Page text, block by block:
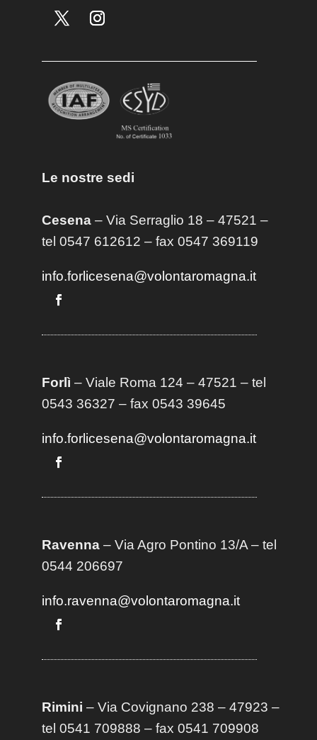
Le nostre sedi
Cesena– Via Serraglio 18 – 47521 –
tel 0547 612612 – fax 0547 369119
info.forlicesena@volontaromagna.it
Forlì – Viale Roma 124 – 47521 – tel
0543 36327 – fax 0543 39645
info.forlicesena@volontaromagna.it
Ravenna– Via Agro Pontino 13/A– tel
0544 206697
info.ravenna@volontaromagna.it
Rimini – Via Covignano 238 – 47923 –
tel 0541 709888 – fax 0541 709908